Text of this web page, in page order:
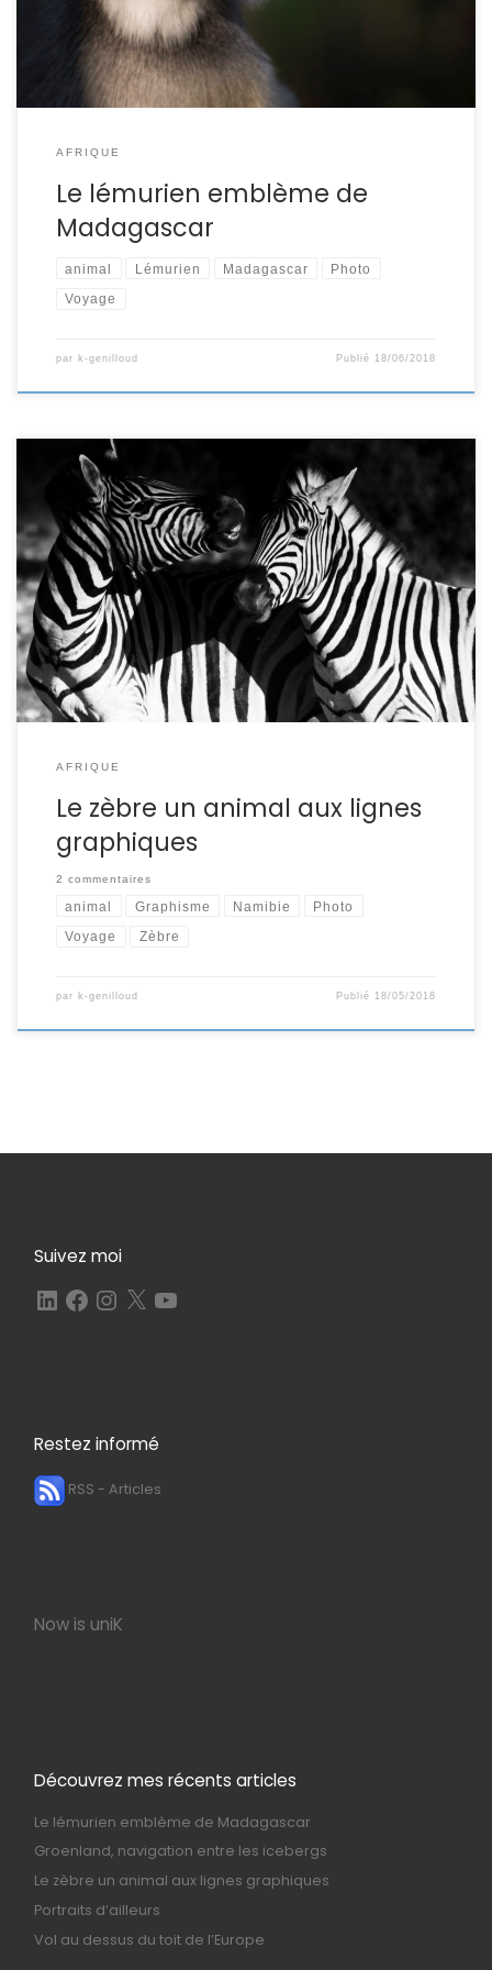
voyage à Madagascar en septembre 2015, j’ai rencontré
AFRIQUE
Le lémurien emblème de
Madagascar
animal Lémurien Madagascar Photo
Voyage
par k-genilloud Publié 18/06/2018
Blanc à rayures noires ou noir à rayures blanches ? Le
zèbre, équidé emblématique d’Afrique est caractérisé par
ces zébrures. Noires ou blanches, elles se déclinent aussi
dans des teintes grises et beiges. Au stade fœtal, les
rayures noires et blanches sont absentes. Le zébreau est
tout noir. On peut […]
AFRIQUE
Le zèbre un animal aux lignes
graphiques
2 commentaires
animal Graphisme Namibie Photo
Voyage Zèbre
par k-genilloud Publié 18/05/2018
Suivez moi
LinkedInFacebook
Instagram
X YouTube
Restez informé
RSS - Articles
Now is uniK
Découvrez mes récents articles
Le lémurien emblème de Madagascar
Groenland, navigation entre les icebergs
Le zèbre un animal aux lignes graphiques
Portraits d’ailleurs
Vol au dessus du toit de l’Europe